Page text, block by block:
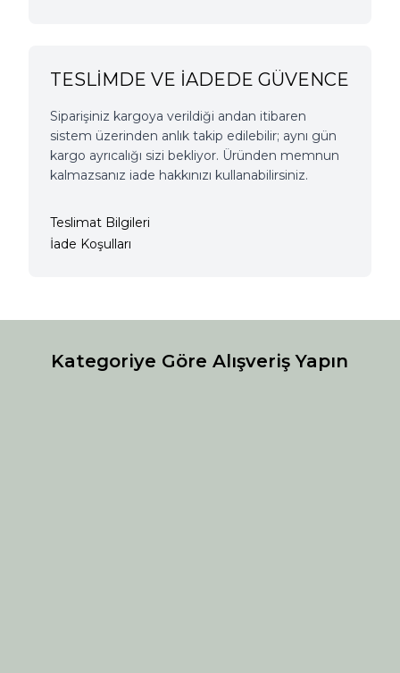
TESLİMDE VE İADEDE GÜVENCE
Siparişiniz kargoya verildiği andan itibaren
sistem üzerinden anlık takip edilebilir; aynı gün
kargo ayrıcalığı sizi bekliyor. Üründen memnun
kalmazsanız iade hakkınızı kullanabilirsiniz.
Teslimat Bilgileri
İade Koşulları
Kategoriye Göre Alışveriş Yapın